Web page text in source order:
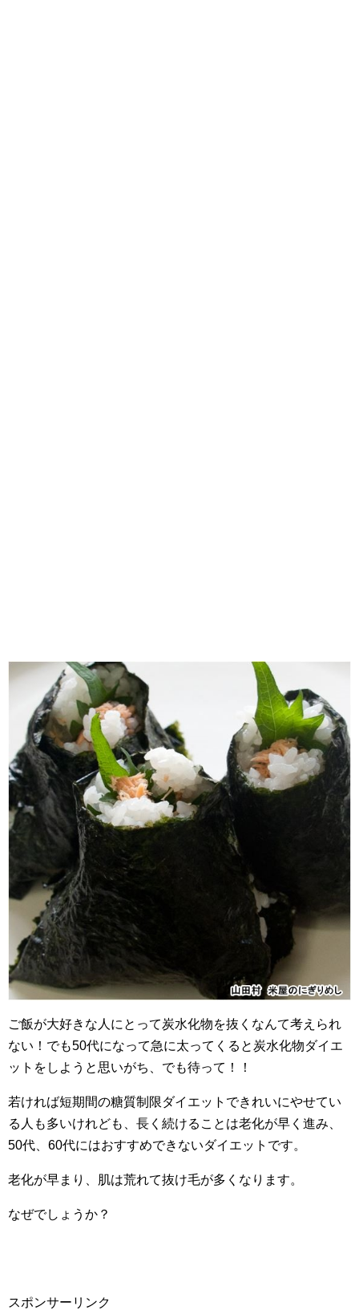
ご飯が大好きな人にとって炭水化物を抜くなんて考えられ
ない！でも50代になって急に太ってくると炭水化物ダイエ
ットをしようと思いがち、でも待って！！
若ければ短期間の糖質制限ダイエットできれいにやせてい
る人も多いけれども、長く続けることは老化が早く進み、
50代、60代にはおすすめできないダイエットです。
老化が早まり、肌は荒れて抜け毛が多くなります。
なぜでしょうか？
スポンサーリンク